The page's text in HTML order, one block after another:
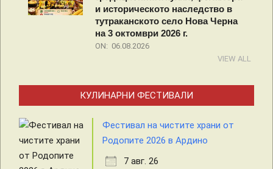
и историческото наследство в
тутраканското село Нова Черна
на 3 октомври 2026 г.
ON: 06.08.2026
VIEW ALL
КУЛИНАРНИ ФЕСТИВАЛИ
Фестивал на чистите храни от
Родопите 2026 в Ардино
7 авг. 26